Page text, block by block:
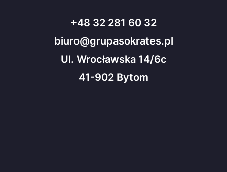
+48 32 281 60 32
biuro@grupasokrates.pl
Ul. Wrocławska 14/6c
41-902 Bytom